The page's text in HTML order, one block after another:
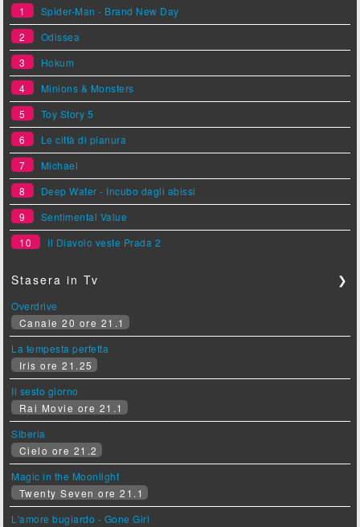
1
Spider-Man - Brand New Day
2
Odissea
3
Hokum
4
Minions & Monsters
5
Toy Story 5
6
Le città di pianura
7
Michael
8
Deep Water - Incubo dagli abissi
9
Sentimental Value
10
Il Diavolo veste Prada 2
Stasera in Tv ❯
Overdrive
Canale 20 ore 21.1
La tempesta perfetta
Iris ore 21.25
Il sesto giorno
Rai Movie ore 21.1
Siberia
Cielo ore 21.2
Magic in the Moonlight
Twenty Seven ore 21.1
L'amore bugiardo - Gone Girl